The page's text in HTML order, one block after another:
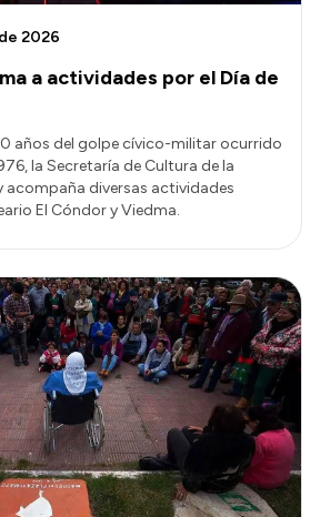
a actividades por el Día de
2026
años del golpe cívico-militar ocurrido
la Secretaría de Cultura de la
acompaña diversas actividades
El Cóndor y Viedma.